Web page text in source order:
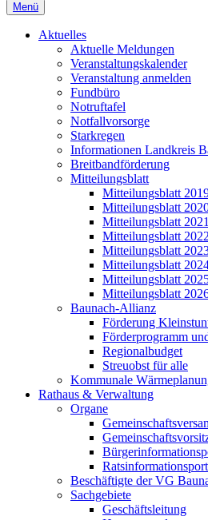
Menü
Aktuelles
Aktuelle Meldungen
Veranstaltungskalender
Veranstaltung anmelden
Fundbüro
Notruftafel
Notfallvorsorge
Starkregen
Informationen Landkreis
Breitbandförderung
Mitteilungsblatt
Mitteilungsblatt
Mitteilungsblatt
Mitteilungsblatt 2021
Mitteilungsblatt 2022
Mitteilungsblatt
Mitteilungsblatt
Mitteilungsblatt
Mitteilungsblatt
Baunach-Allianz
Förderung
Förderprogramm
Regionalbudget
Streuobst für alle
Kommunale
Rathaus & Verwaltung
Organe
Beschäftigte der VG
Sachgebiete
Geschäftsleitung